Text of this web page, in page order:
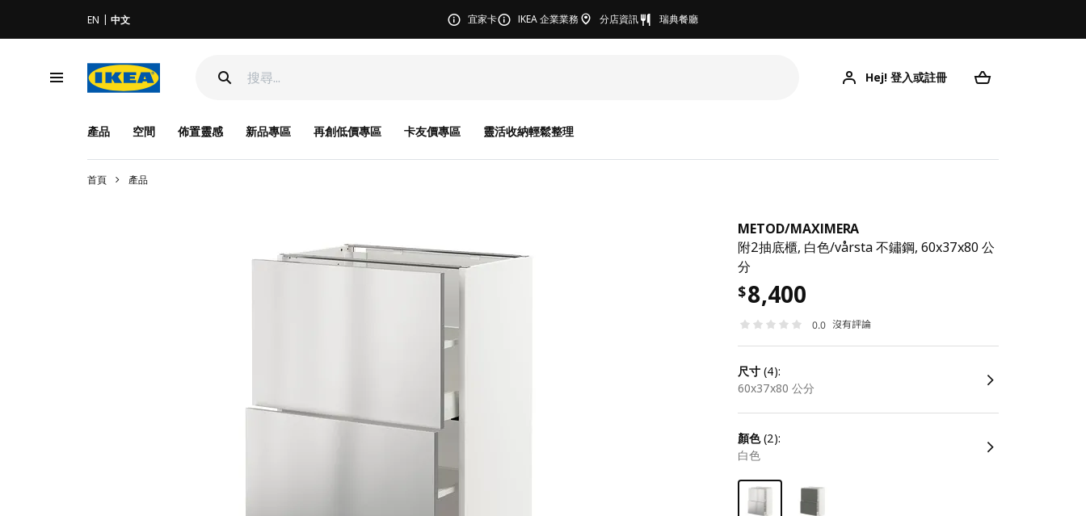
EN 中文 宜家卡 IKEA 企業業務 分店資訊 瑞典餐廳
Hej! 登入或註冊
產品 空間 佈置靈感 新品專區 再創低價專區 卡友價專區 靈活收納輕鬆整理
首頁 產品
METOD/MAXIMERA
附2抽底櫃, 白色/vårsta 不鏽鋼, 60x37x80 公
分
$8,400
0.0 沒有評論
尺寸 (4):
60x37x80 公分
顏色(2):
白色